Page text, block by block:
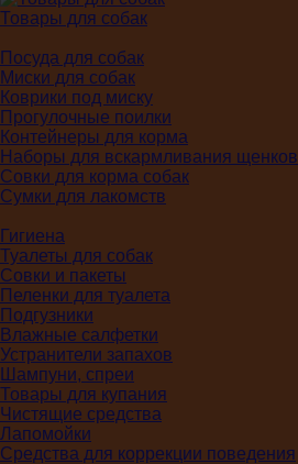
Товары для собак
Посуда для собак
Миски для собак
Коврики под миску
Прогулочные поилки
Контейнеры для корма
Наборы для вскармливания щенков
Совки для корма собак
Сумки для лакомств
Гигиена
Туалеты для собак
Совки и пакеты
Пеленки для туалета
Подгузники
Влажные салфетки
Устранители запахов
Шампуни, спреи
Товары для купания
Чистящие средства
Лапомойки
Средства для коррекции поведения